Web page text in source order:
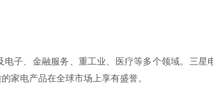
子、金融服务、重工业、医疗等多个领域。三星
家电产品在全球市场上享有盛誉。